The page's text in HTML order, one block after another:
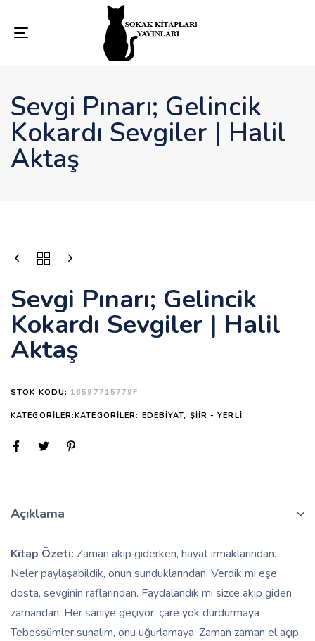
Toggle
Sevgi Pınarı; Gelincik
Kokardı Sevgiler | Halil
Aktaş
Sevgi Pınarı; Gelincik
Kokardı Sevgiler | Halil
Aktaş
STOK KODU: 16597715779F
KATEGORILER:KATEGORILER: EDEBIYAT, ŞIIR - YERLI
Açıklama
Kitap Özeti: Zaman akıp giderken, hayat ırmaklarından.
Neler paylaşabildik, onun sunduklarından. Verdik mi eşe
dosta, sevginin raflarından. Faydalandık mı sizce akıp giden
zamandan, Her saniye geçiyor, çare yok durdurmaya
Tebessümler sunalım, onu uğurlamaya. Zaman zaman el açıp,